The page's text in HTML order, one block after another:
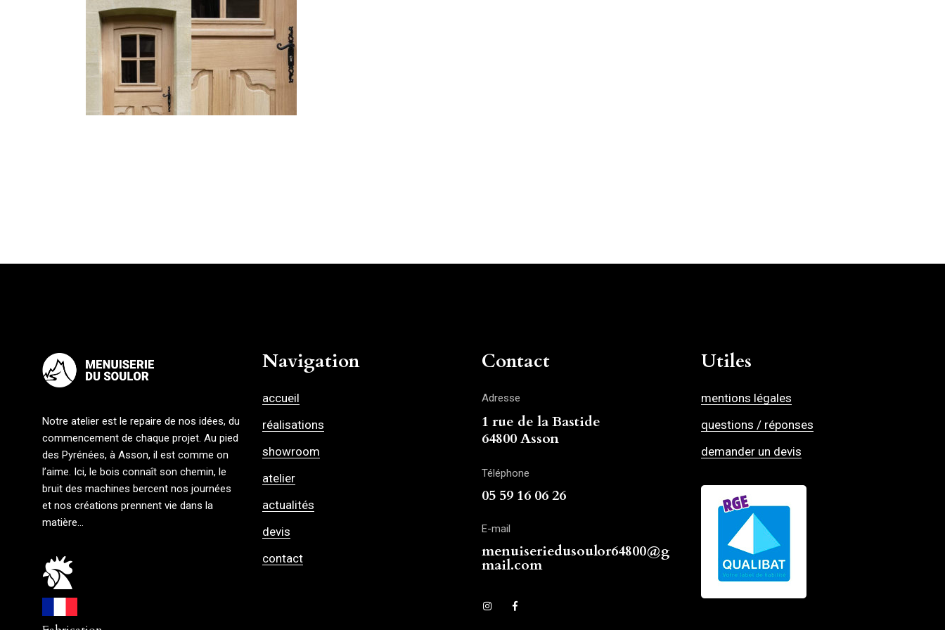
Notre atelier est le repaire de nos idées, du
commencement de chaque projet. Au pied
des Pyrénées, à Asson, il est comme on
l’aime. Ici, le bois connaît son chemin, le
bruit des machines bercent nos journées
et nos créations prennent vie dans la
matière…
Navigation
accueil
réalisations
showroom
atelier
actualités
devis
contact
Contact
Adresse
1 rue de la Bastide
64800 Asson
Téléphone
05 59 16 06 26
E-mail
menuiseriedusoulor64800@g
mail.com
Utiles
mentions légales
questions / réponses
demander un devis